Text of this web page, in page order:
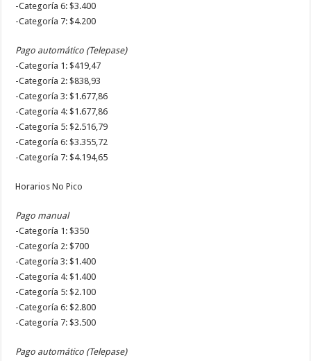
-Categoría 6: $3.400
-Categoría 7: $4.200
Pago automático (Telepase)
-Categoría 1: $419,47
-Categoría 2: $838,93
-Categoría 3: $1.677,86
-Categoría 4: $1.677,86
-Categoría 5: $2.516,79
-Categoría 6: $3.355,72
-Categoría 7: $4.194,65
Horarios No Pico
Pago manual
-Categoría 1: $350
-Categoría 2: $700
-Categoría 3: $1.400
-Categoría 4: $1.400
-Categoría 5: $2.100
-Categoría 6: $2.800
-Categoría 7: $3.500
Pago automático (Telepase)